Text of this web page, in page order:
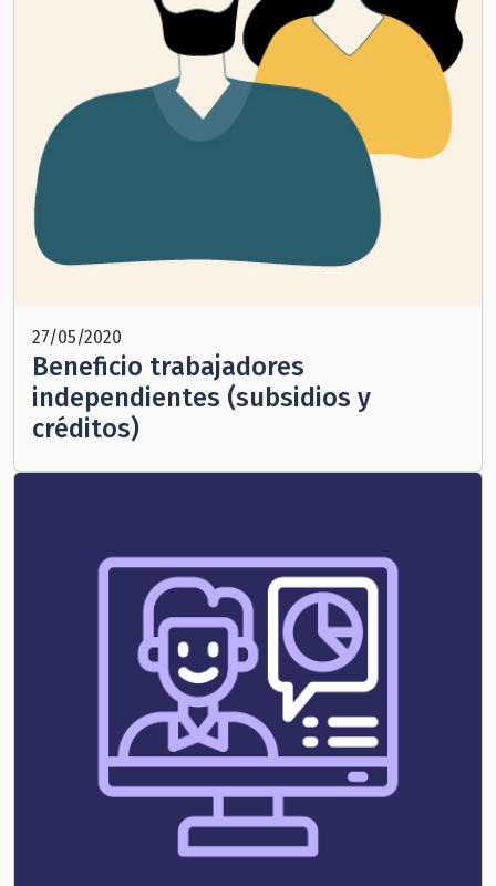
27/05/2020
Beneficio trabajadores
independientes (subsidios y
créditos)